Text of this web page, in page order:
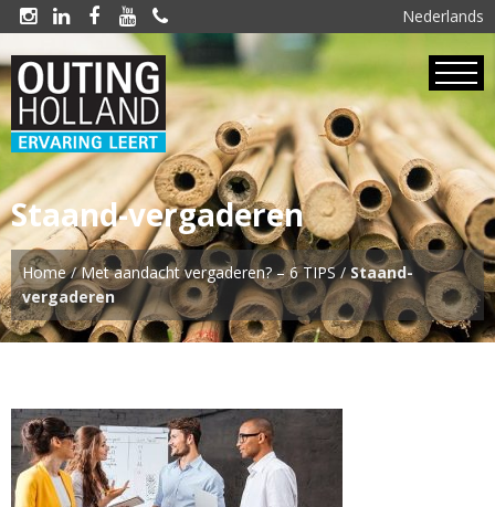
Nederlands
    
Staand-vergaderen
Home/Met aandacht vergaderen? – 6 TIPS/Staand-
vergaderen